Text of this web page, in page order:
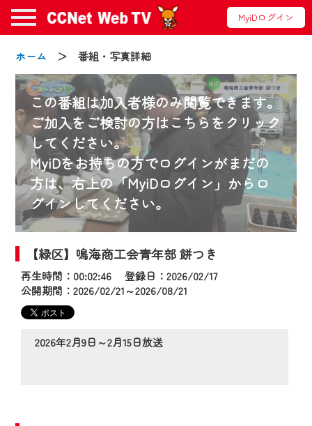
MyiDログイン
ホーム ＞ 番組・写真詳細
この番組は加入者様のみ閲覧できます。
ご加入をご検討の方はこちらをクリック
してください。
MyiDをお持ちの方でログインがまだの
方は、右上の「MyiDログイン」からロ
グインしてください。
【緑区】鳴海商工会青年部 餅つき
再生時間：00:02:46 登録日：2026/02/17
公開期間：2026/02/21～2026/08/21
2026年2月9日～2月15日放送
お知らせ
2024/09/02
動画配信サービス『CCNet Web TV』は2024
年9月24日からリニューアルします！
【変更点】
◆デザイン変更により、お住まいの地域
の動画コンテンツが一目瞭然。
◆当社アプリやＰＣブラウザから、いつ
でも・どこでも・外出先でも！